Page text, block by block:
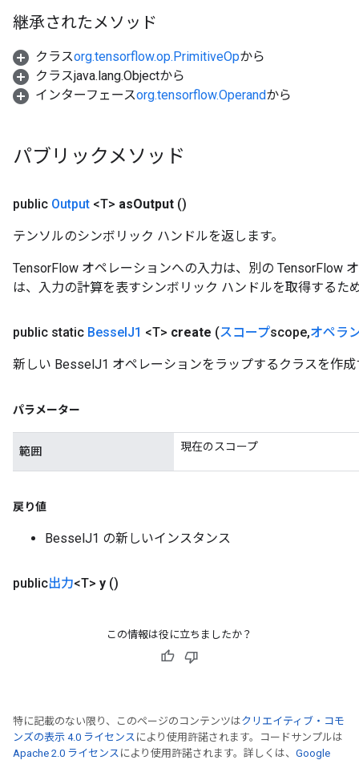
継承されたメソッド
クラスorg.tensorflow.op.PrimitiveOpから
クラスjava.lang.Objectから
インターフェースorg.tensorflow.Operandから
パブリックメソッド
public Output <T> asOutput ()
テンソルのシンボリック ハンドルを返します。
TensorFlow オペレーションへの入力は、別の TensorFlow
は、入力の計算を表すシンボリック ハンドルを取得するた
public static BesselJ1 <T> create (スコープscope,オペラ
新しい BesselJ1 オペレーションをラップするクラスを作
パラメーター
範囲 現在のスコープ
戻り値
BesselJ1 の新しいインスタンス
public出力<T> y ()
この情報は役に立ちましたか？
特に記載のない限り、このページのコンテンツはクリエイティブ・コモ
ンズの表示 4.0 ライセンス により使用許諾されます。コードサンプルは
Apache 2.0 ライセンス により使用許諾されます。詳しくは、 Google